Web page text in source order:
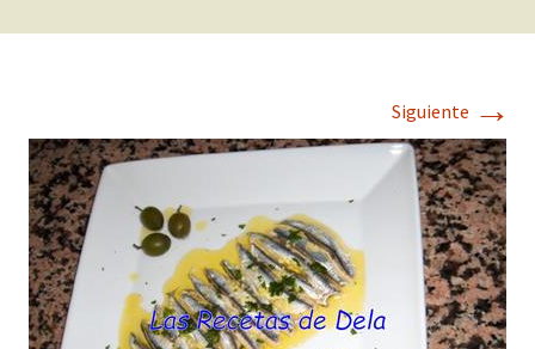
Siguiente →